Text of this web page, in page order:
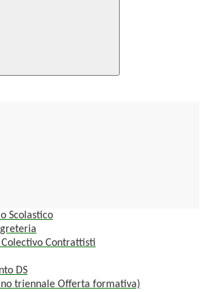
Scolastico
Colectivo Contrattisti
DS
triennale Offerta formativa)